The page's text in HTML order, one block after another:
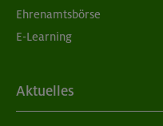
Ehrenamtsbörse
E-Learning
Aktuelles